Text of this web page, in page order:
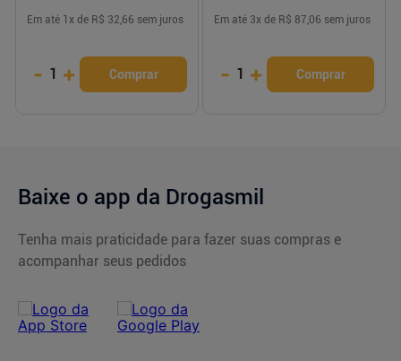
Em até 1 x de R$ 32,66 sem juros
- 1 + Comprar
Em até 3x de R$ 87,06 sem juros
- 1 + Comprar
Baixe o app da Drogasmil
Tenha mais praticidade para fazer suas compras e
acompanhar seus pedidos